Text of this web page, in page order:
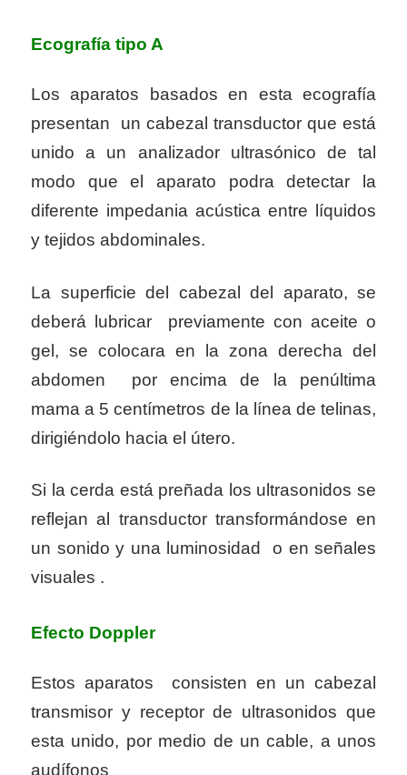
Ecografía tipo A
Los aparatos basados en esta ecografía
presentan un cabezal transductor que está
unido a un analizador ultrasónico de tal
modo que el aparato podra detectar la
diferente impedania acústica entre líquidos
y tejidos abdominales.
La superficie del cabezal del aparato, se
deberá lubricar previamente con aceite o
gel, se colocara en la zona derecha del
abdomen por encima de la penúltima
mama a 5 centímetros de la línea de telinas,
dirigiéndolo hacia el útero.
Si la cerda está preñada los ultrasonidos se
reflejan al transductor transformándose en
un sonido y una luminosidad o en señales
visuales .
Efecto Doppler
Estos aparatos consisten en un cabezal
transmisor y receptor de ultrasonidos que
esta unido, por medio de un cable, a unos
audífonos